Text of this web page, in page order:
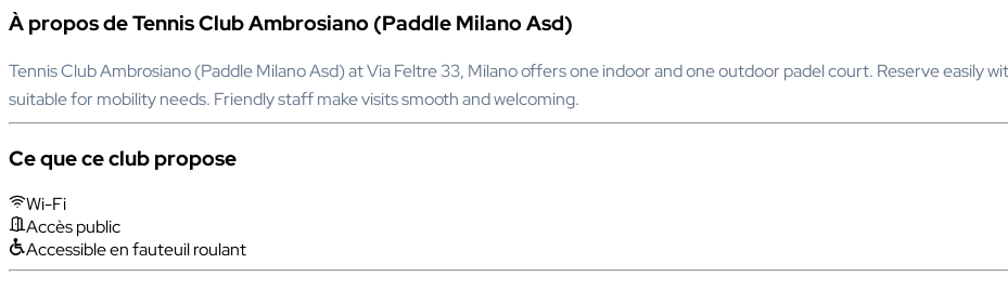
À propos de Tennis Club Ambrosiano (Paddle Milano Asd)
Tennis Club Ambrosiano (Paddle Milano Asd) at Via Feltre 33, Milano offers one indoor and one outdoor padel court. Reserve easily
suitable for mobility needs. Friendly staff make visits smooth and welcoming.
Ce que ce club propose
Wi-Fi
Accès public
Accessible en fauteuil roulant